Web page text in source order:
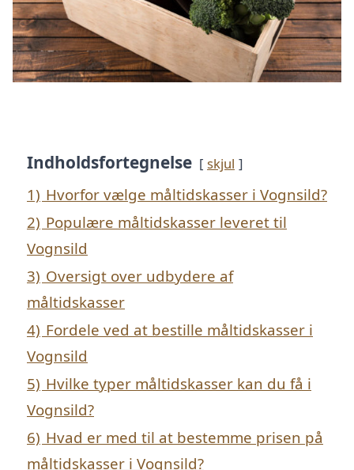
Indholdsfortegnelse skjul
1) Hvorfor vælge måltidskasser i Vognsild?
2) Populære måltidskasser leveret til
Vognsild
3) Oversigt over udbydere af
måltidskasser
4) Fordele ved at bestille måltidskasser i
Vognsild
5) Hvilke typer måltidskasser kan du få i
Vognsild?
6) Hvad er med til at bestemme prisen på
måltidskasser i Vognsild?